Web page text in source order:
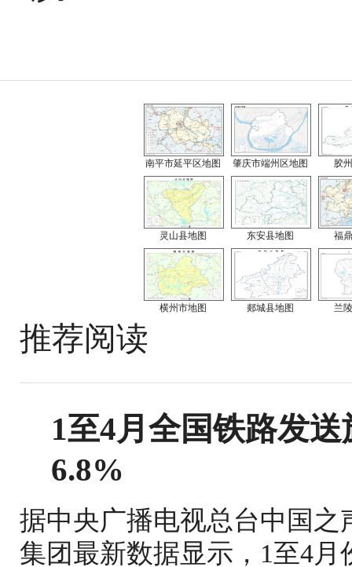
南平市延平区地图 肇庆市端州区地图 胶
灵山县地图 东安县地图 福
横州市地图 郯城县地图 兰
推荐阅读
1至4月全国铁路发
6.8%
据中央广播电视总台中国
集团最新数据显示，1至4月